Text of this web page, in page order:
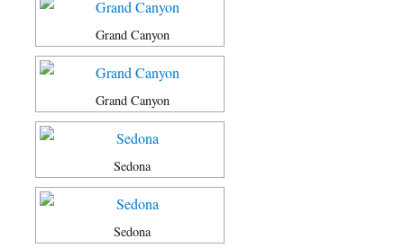
Grand Canyon
Grand Canyon
Sedona
Sedona